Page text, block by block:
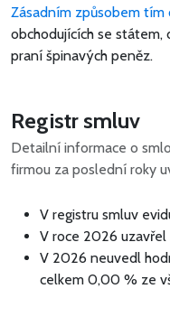
Zásadním způsobem
obchodujících se státem,
praní špinavých peněz.
Registr smluv
Detailní informace o
firmou za poslední roky
V registru smluv
V roce 2026 uzavřel
V 2026 neuvedl
celkem 0,00 % ze